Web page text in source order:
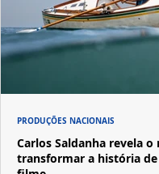
Carlos Saldanha revela
transformar a história
PRODUÇÕES NACIONAIS